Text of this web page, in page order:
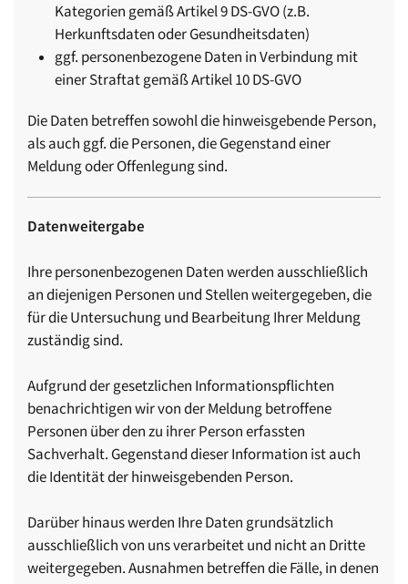
Kategorien gemäß Artikel 9 DS-GVO (z.B.
Herkunftsdaten oder Gesundheitsdaten)
ggf. personenbezogene Daten in Verbindung mit
einer Straftat gemäß Artikel 10 DS-GVO
Die Daten betreffen sowohl die hinweisgebende Person,
als auch ggf. die Personen, die Gegenstand einer
Meldung oder Offenlegung sind.
Datenweitergabe
Ihre personenbezogenen Daten werden ausschließlich
an diejenigen Personen und Stellen weitergegeben, die
für die Untersuchung und Bearbeitung Ihrer Meldung
zuständig sind.
Aufgrund der gesetzlichen Informationspflichten
benachrichtigen wir von der Meldung betroffene
Personen über den zu ihrer Person erfassten
Sachverhalt. Gegenstand dieser Information ist auch
die Identität der hinweisgebenden Person.
Darüber hinaus werden Ihre Daten grundsätzlich
ausschließlich von uns verarbeitet und nicht an Dritte
weitergegeben. Ausnahmen betreffen die Fälle, in denen